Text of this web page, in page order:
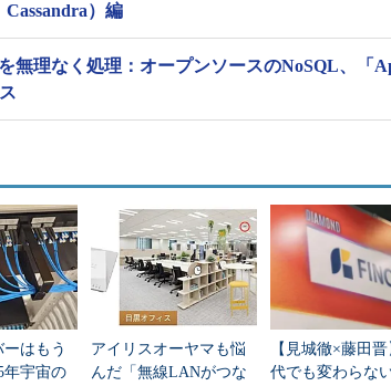
Cassandra）編
無理なく処理：オープンソースのNoSQL、「
ーはもう
年宇宙の
アイリスオーヤマも悩
んだ「無線LANがつな
【見城徹×藤田
代でも変わらな